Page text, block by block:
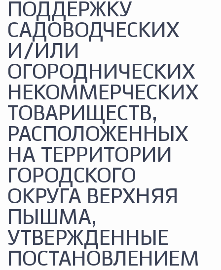
ПОДДЕРЖКУ
САДОВОДЧЕСКИХ
И/ИЛИ
ОГОРОДНИЧЕСКИХ
НЕКОММЕРЧЕСКИХ
ТОВАРИЩЕСТВ,
РАСПОЛОЖЕННЫХ
НА ТЕРРИТОРИИ
ГОРОДСКОГО
ОКРУГА ВЕРХНЯЯ
ПЫШМА,
УТВЕРЖДЕННЫЕ
ПОСТАНОВЛЕНИЕМ